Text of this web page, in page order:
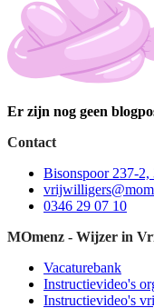
Er zijn nog geen
Contact
Bisonspoor 237-2,
0346 29 07 10
MOmenz - Wijzer in
Vacaturebank
Instructievideo's
Instructievideo's